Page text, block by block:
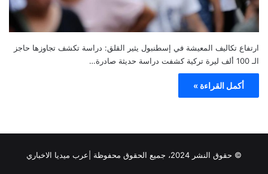
ارتفاع تكاليف المعيشة في إسطنبول يثير القلق: دراسة تكشف تجاوزها حاجز
الـ 100 ألف ليرة تركية كشفت دراسة حديثة صادرة…
أكمل القراءة »
© حقوق النشر 2024، جميع الحقوق محفوظة |عرب ميديا الاخباري